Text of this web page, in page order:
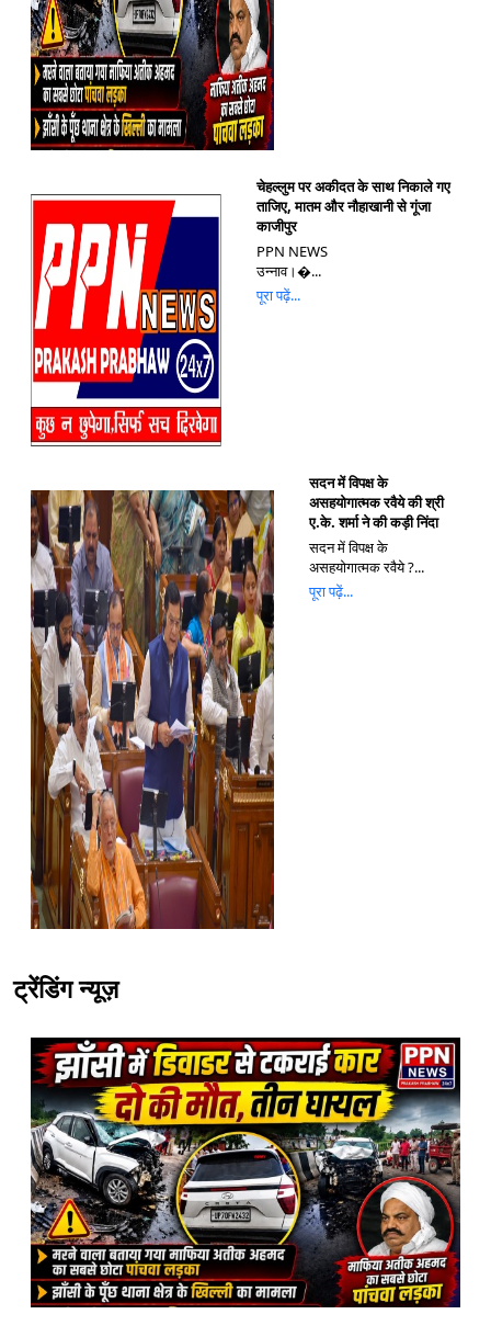
चेहल्लुम पर अकीदत के साथ निकाले गए
ताजिए, मातम और नौहाखानी से गूंजा
काजीपुर
PPN NEWS
उन्नाव।�...
पूरा पढ़ें...
सदन में विपक्ष के
असहयोगात्मक रवैये की श्री
ए.के. शर्मा ने की कड़ी निंदा
सदन में विपक्ष के
असहयोगात्मक रवैये ?...
पूरा पढ़ें...
ट्रेंडिंग न्यूज़